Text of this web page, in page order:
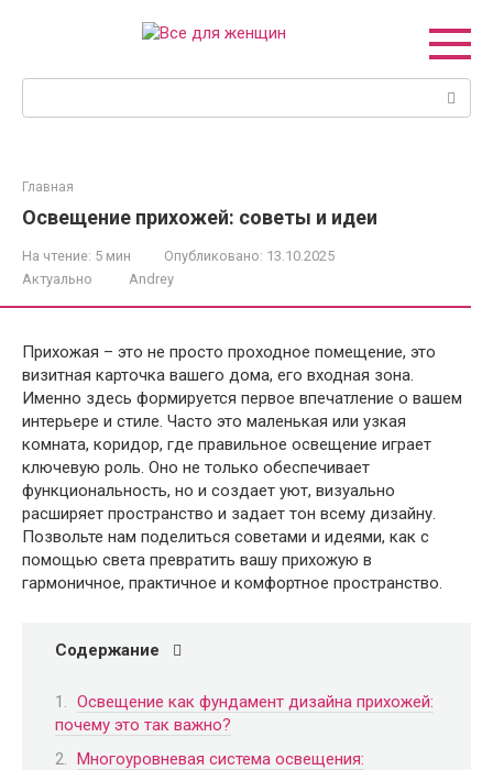
Главная
Освещение прихожей: советы и идеи
На чтение: 5 мин Опубликовано: 13.10.2025
Актуально
Andrey
Прихожая – это не просто проходное помещение, это
визитная карточка вашего дома, его входная зона.
Именно здесь формируется первое впечатление о вашем
интерьере и стиле. Часто это маленькая или узкая
комната, коридор, где правильное освещение играет
ключевую роль. Оно не только обеспечивает
функциональность, но и создает уют, визуально
расширяет пространство и задает тон всему дизайну.
Позвольте нам поделиться советами и идеями, как с
помощью света превратить вашу прихожую в
гармоничное, практичное и комфортное пространство.
Содержание
Освещение как фундамент дизайна прихожей:
почему это так важно?
Многоуровневая система освещения: